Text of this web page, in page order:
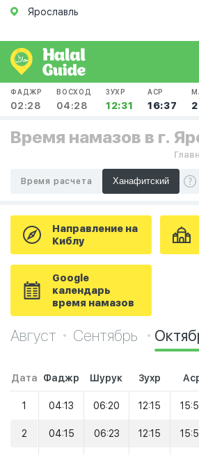
Ярославль
ФАДЖР
02:28
ВОСХОД
04:28
ЗУХР
12:31
АСР
16:37
Время намазов в г.
Время расчета
Направление на
Киблу
Google
календарь
время намазов
Август Сентябрь
Дата Фаджр Шурук Зухр
1 04:13 06:20 12:15
2 04:15 06:23 12:15